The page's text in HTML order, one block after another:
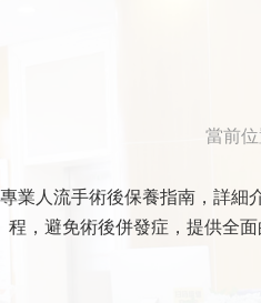
當前
業人流手術後保養指南，詳
程，避免術後併發症，提供全